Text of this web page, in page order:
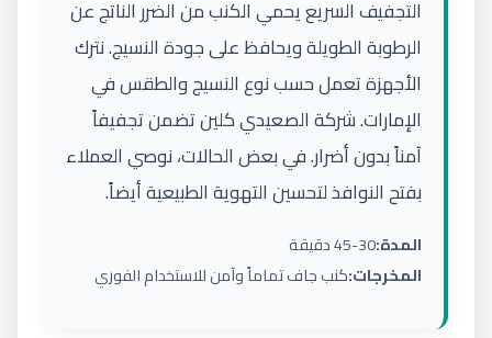
التجفيف السريع يحمي الكنب من الضرر الناتج عن
الرطوبة الطويلة ويحافظ على جودة النسيج. نترك
الأجهزة تعمل حسب نوع النسيج والطقس في
الإمارات. شركة الصعيدي كلين تضمن تجفيفاً
آمناً بدون أضرار. في بعض الحالات، نوصي العملاء
بفتح النوافذ لتحسين التهوية الطبيعية أيضاً.
المدة:30-45 دقيقة
المخرجات:كنب جاف تماماً وآمن للاستخدام الفوري